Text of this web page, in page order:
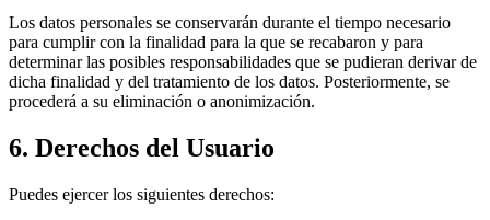
Los datos personales se conservarán durante el tiempo necesario
para cumplir con la finalidad para la que se recabaron y para
determinar las posibles responsabilidades que se pudieran derivar de
dicha finalidad y del tratamiento de los datos. Posteriormente, se
procederá a su eliminación o anonimización.
6. Derechos del Usuario
Puedes ejercer los siguientes derechos: